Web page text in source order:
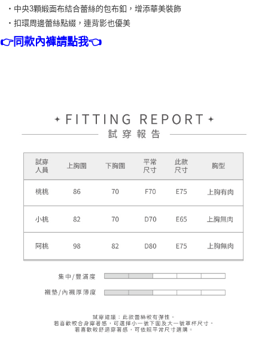
・中央3顆緞面布結合蕾絲的包布釦，增添華美裝飾
・扣環周邊蕾絲點綴，連背影也優美
👉同款內褲請點我👈